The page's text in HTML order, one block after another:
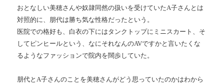
おとなしい美穂さんや奴隷同然の扱いを受けていたA子さんとは
対照的に、朋代は勝ち気な性格だったという。
医院での格好も、白衣の下にはタンクトップにミニスカート、そ
してピンヒールという、なにそれなんのAVですかと言いたくな
るようなファッションで院内を闊歩していた。
朋代とA子さんのことを美穂さんがどう思っていたのかはわから